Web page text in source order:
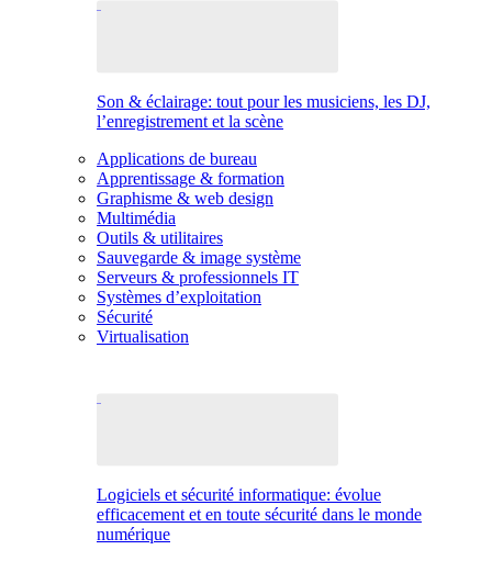
Son & éclairage: tout pour les musiciens, les DJ,
l’enregistrement et la scène
Applications de bureau
Apprentissage & formation
Graphisme & web design
Multimédia
Outils & utilitaires
Sauvegarde & image système
Serveurs & professionnels IT
Systèmes d’exploitation
Sécurité
Virtualisation
Logiciels et sécurité informatique: évolue
efficacement et en toute sécurité dans le monde
numérique